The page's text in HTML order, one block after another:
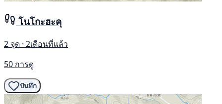
โนโกะฮะคุ
2 จุด · 2เดือนที่แล้ว
50 การดู
บันทึก